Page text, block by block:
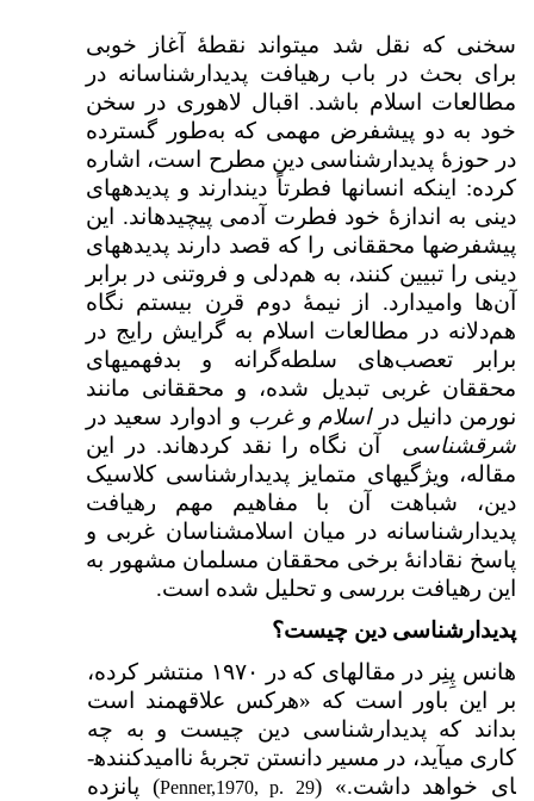
سخنی که نقل شد می­تواند نقطهٔ آغاز خوبی
برای بحث در باب رهیافت پدیدارشناسانه در
مطالعات اسلام باشد. اقبال لاهوری در سخن
خود به دو پیش­فرض مهمی که به‌طور گسترده
در حوزهٔ پدیدارشناسی دین مطرح است، اشاره
کرده: اینکه انسان­ها فطرتاً دین­دارند و پدیده­های
دینی به اندازهٔ خود فطرت آدمی پیچیده­اند. این
پیش­فرض­ها محققانی را که قصد دارند پدیده­های
دینی را تبیین کنند، به هم‌دلی و فروتنی در برابر
آن‌ها وامی­دارد. از نیمهٔ دوم قرن بیستم نگاه
هم‌دلانه در مطالعات اسلام به گرایش رایج در
برابر تعصب‌های سلطه‌گرانه و بدفهمی­های
محققان غربی تبدیل شده، و محققانی مانند
نورمن دانیل دراسلام و غرب و ادوارد سعید در
شرق­شناسی آن نگاه را نقد کرده­اند. در این
مقاله، ویژگی­های متمایز پدیدارشناسی کلاسیک
دین، شباهت آن با مفاهیم مهم رهیافت
پدیدارشناسانه در میان اسلام­شناسان غربی و
پاسخ نقادانۀ برخی محققان مسلمان مشهور به
این رهیافت بررسی و تحلیل شده است.
پدیدارشناسی دین چیست؟
هانس پِنِر در مقاله­ای که در ۱۹۷۰ منتشر کرده،
بر این باور است که «هرکس علاقه­مند است
بداند که پدیدارشناسی دین چیست و به چه
کاری می­آید، در مسیر دانستن تجربهٔ ناامیدکننده­
ای خواهد داشت.» (Penner,1970, p. 29) پانزده